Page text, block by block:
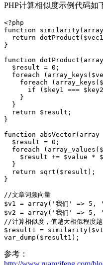
PHP计算相似度示例代码如
<?php
function
return
}
function
  $result = 0;
foreach
foreach
if ($key1 ===
    }
  }
  return $result;
}
function absVector(array
  $result = 0;
foreach
$result += $value *
  }
  return sqrt($result);
}
//文章词频向量
$v1 = array('我们' =>
$v2 = array('我们' =>
//计算相似度，值越大相似程度
$result1 =
var_dump($result1);
参考：